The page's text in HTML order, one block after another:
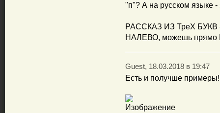
"п"? А на русском языке -
РАССКАЗ ИЗ ТреХ БУКВ
НАЛЕВО, можешь
Guest, 18.03.2018 в 19:47
Есть и получше примеры!